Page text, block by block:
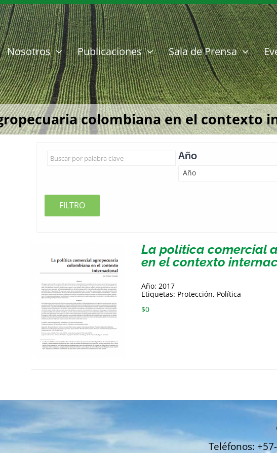
Nosotros Publicaciones Sala de Prensa
colombiana en el contexto
Año
Año
FILTRO
La política comercial
en el contexto
Año: 2017
Etiquetas: Protección, Política
$0
Teléfonos: